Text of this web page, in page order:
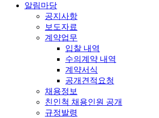
알림마당
공지사항
보도자료
계약업무
입찰 내역
수의계약 내역
계약서식
공개견적요청
채용정보
친인척 채용인원 공개
규정발령